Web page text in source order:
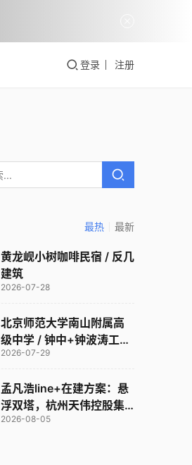
登录 注册
最热 最新
黄龙岘小树咖啡民宿 / 反几
建筑
2026-07-28
北京师范大学南山附属高
级中学 / 钟中+钟波涛工作
室
2026-07-29
孟凡浩line+在建方案：悬
浮双塔，杭州天伟控股集
团总部
2026-08-05